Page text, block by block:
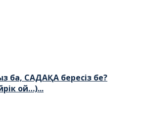
ба, САДАҚА бересіз бе?
ой…)...